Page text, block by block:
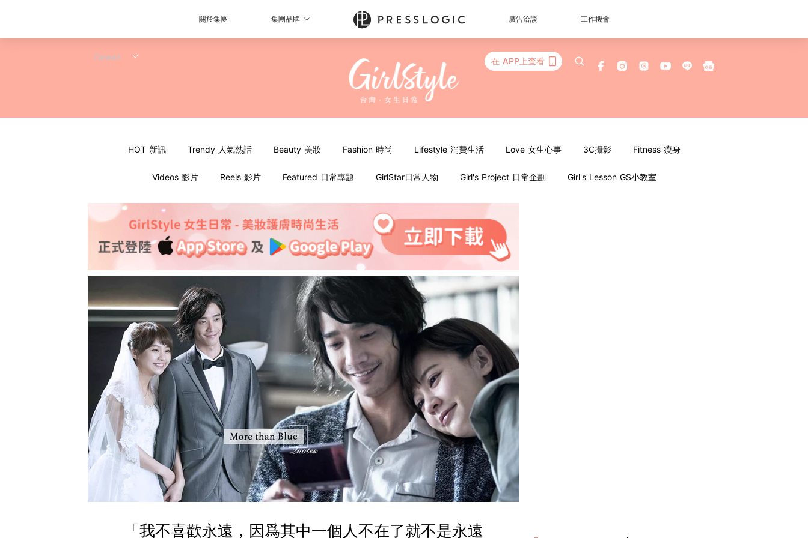
關於集團 集團品牌 廣告洽談 工作機會
在 APP上查看
HOT 新訊 Trendy 人氣熱話 Beauty 美妝 Fashion 時尚 Lifestyle 消費生活 Love 女生心事 3C攝影 Fitness 瘦身
Videos 影片 Reels 影片 Featured 日常專題 GirlStar日常人物 Girl's Project 日常企劃 Girl's Lesson GS小教室
「我不喜歡永遠，因爲其中一個人不在了就不是永遠